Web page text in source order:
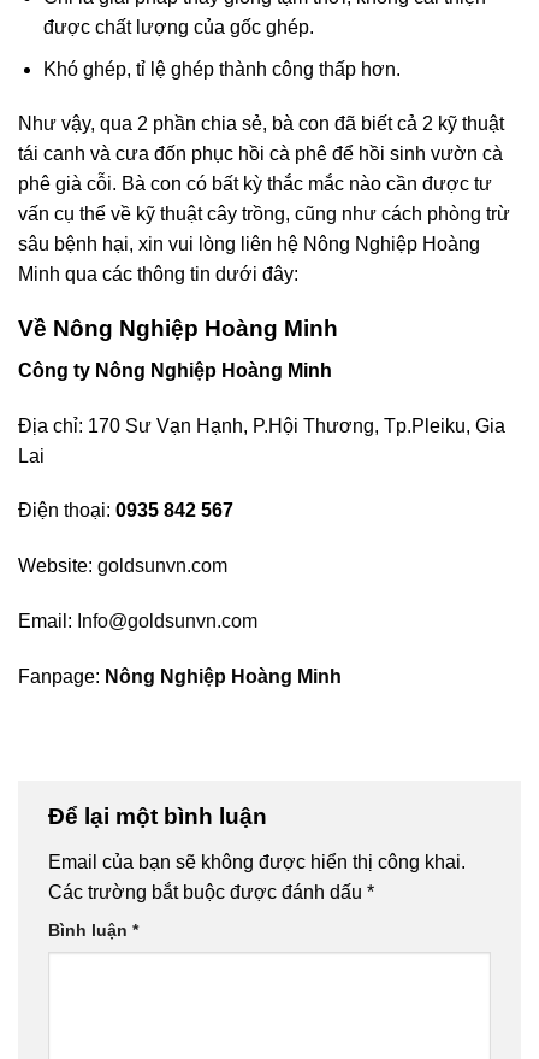
được chất lượng của gốc ghép.
Khó ghép, tỉ lệ ghép thành công thấp hơn.
Như vậy, qua 2 phần chia sẻ, bà con đã biết cả 2 kỹ thuật
tái canh và cưa đốn phục hồi cà phê để hồi sinh vườn cà
phê già cỗi. Bà con có bất kỳ thắc mắc nào cần được tư
vấn cụ thể về kỹ thuật cây trồng, cũng như cách phòng trừ
sâu bệnh hại, xin vui lòng liên hệ Nông Nghiệp Hoàng
Minh qua các thông tin dưới đây:
Về Nông Nghiệp Hoàng Minh
Công ty Nông Nghiệp Hoàng Minh
Địa chỉ: 170 Sư Vạn Hạnh, P.Hội Thương, Tp.Pleiku, Gia
Lai
Điện thoại: 0935 842 567
Website: goldsunvn.com
Email: Info@goldsunvn.com
Fanpage: Nông Nghiệp Hoàng Minh
Để lại một bình luận
Email của bạn sẽ không được hiển thị công khai.
Các trường bắt buộc được đánh dấu *
Bình luận *